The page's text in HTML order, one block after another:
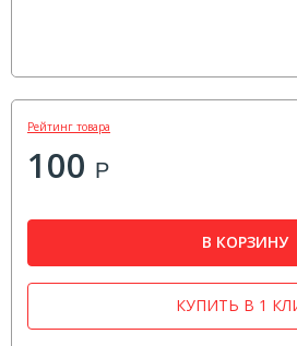
Рейтинг товара
100 Р
В КОРЗИНУ
КУПИТЬ В 1